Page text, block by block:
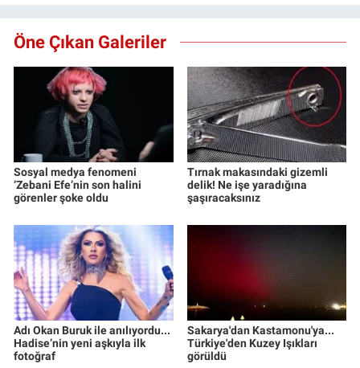
Öne Çıkan Galeriler
Sosyal medya fenomeni
‘Zebani Efe’nin son halini
görenler şoke oldu
Tırnak makasındaki gizemli
delik! Ne işe yaradığına
şaşıracaksınız
Adı Okan Buruk ile anılıyordu...
Hadise’nin yeni aşkıyla ilk
fotoğraf
Sakarya'dan Kastamonu'ya...
Türkiye'den Kuzey Işıkları
görüldü